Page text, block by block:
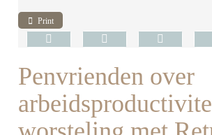
Print
Penvrienden over